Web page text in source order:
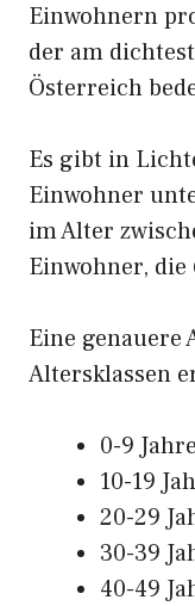
Einwohnern
der am
Österreich
Es gibt in
Einwohner
im Alter
Einwohner, die
Eine genauere
Altersklassen
0-9
10-19
20-29
30-39
40-49